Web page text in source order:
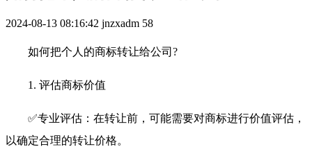
2024-08-13 08:16:42 jnzxadm 58
如何把个人的商标转让给公司?
1. 评估商标价值
✅专业评估：在转让前，可能需要对商标进行价值评估，
以确定合理的转让价格。